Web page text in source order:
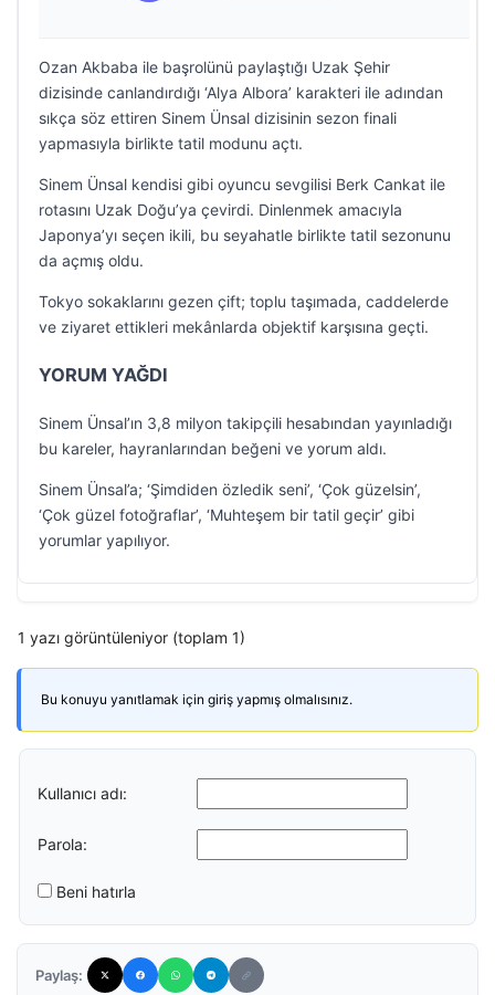
Ozan Akbaba ile başrolünü paylaştığı Uzak Şehir
dizisinde canlandırdığı ‘Alya Albora’ karakteri ile adından
sıkça söz ettiren Sinem Ünsal dizisinin sezon finali
yapmasıyla birlikte tatil modunu açtı.
Sinem Ünsal kendisi gibi oyuncu sevgilisi Berk Cankat ile
rotasını Uzak Doğu’ya çevirdi. Dinlenmek amacıyla
Japonya’yı seçen ikili, bu seyahatle birlikte tatil sezonunu
da açmış oldu.
Tokyo sokaklarını gezen çift; toplu taşımada, caddelerde
ve ziyaret ettikleri mekânlarda objektif karşısına geçti.
YORUM YAĞDI
Sinem Ünsal’ın 3,8 milyon takipçili hesabından yayınladığı
bu kareler, hayranlarından beğeni ve yorum aldı.
Sinem Ünsal’a; ‘Şimdiden özledik seni’, ‘Çok güzelsin’,
‘Çok güzel fotoğraflar’, ‘Muhteşem bir tatil geçir’ gibi
yorumlar yapılıyor.
1 yazı görüntüleniyor (toplam 1)
Bu konuyu yanıtlamak için giriş yapmış olmalısınız.
Kullanıcı adı:
Parola:
Beni hatırla
Paylaş: